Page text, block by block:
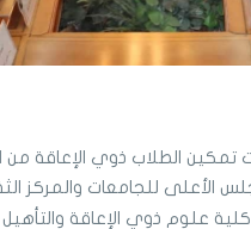
الطلاب ذوي الإعاقة من
الأعلى للجامعات والمركز
علوم ذوي الإعاقة والتأهيل